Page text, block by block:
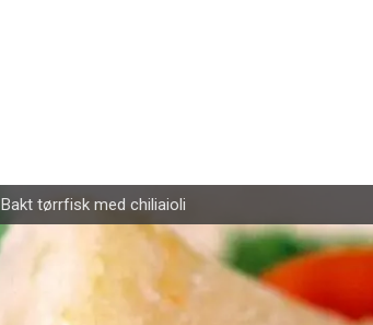
Bakt tørrfisk med chiliaioli